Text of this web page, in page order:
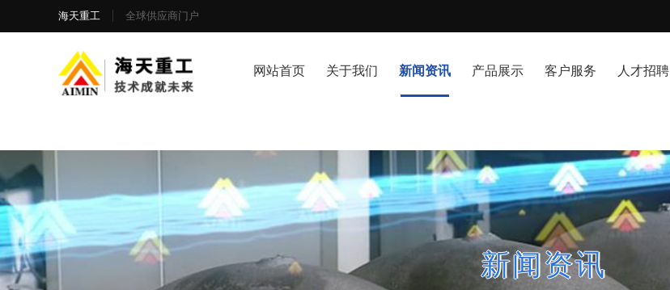
海天重工 全球供应商门户
网站首页 关于我们 新闻资讯 产品展示 客户服务 人才招聘
新闻资讯